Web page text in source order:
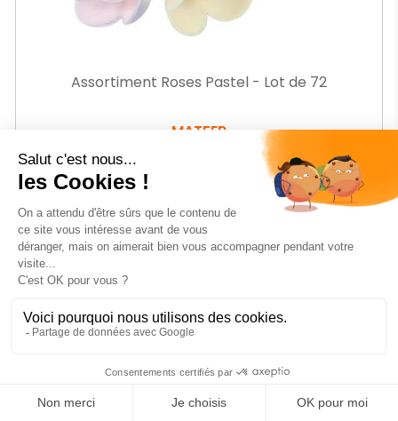
Assortiment Roses Pastel - Lot de 72
MATFER
-26%
Prix
Prix
base
95,80 € HT 70 €88HT